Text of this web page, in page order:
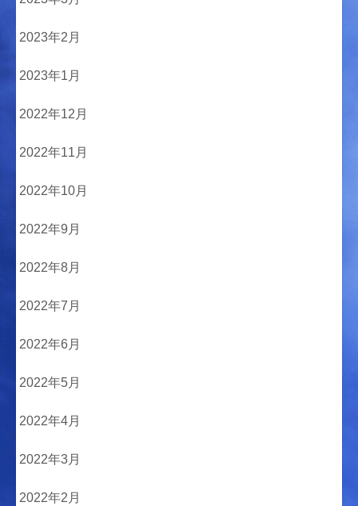
2023年2月
2023年1月
2022年12月
2022年11月
2022年10月
2022年9月
2022年8月
2022年7月
2022年6月
2022年5月
2022年4月
2022年3月
2022年2月